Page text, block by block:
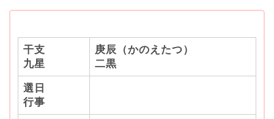
干支
九星
庚辰（かのえたつ）
二黒
選日
行事